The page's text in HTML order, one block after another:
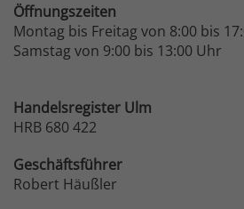
Öffnungszeiten
Montag bis Freitag von 8:00 bis
Samstag von 9:00 bis 13:00 Uhr
Handelsregister Ulm
HRB 680 422
Geschäftsführer
Robert Häußler